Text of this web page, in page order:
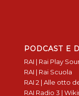
PODCAST E
RAI | Rai Play
RAI | Rai Scuola
RAI 2 | Alle otto
RAI Radio 3 |